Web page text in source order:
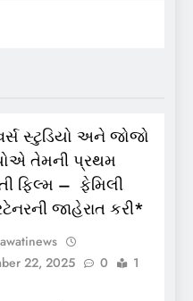
સ્ટુડિયો અને જોજો
તેમની પ્રથમ
ફિલ્મ – ફેમિલી
જાહેરાત કરી*
22, 2025
0
1